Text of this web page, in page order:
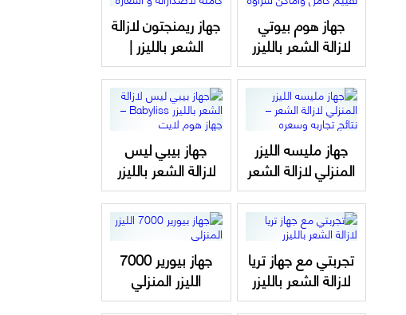
جهاز هوم بيوتي
لازالة الشعر بالليزر
المنزلي | تقييم
كامل واماكن شراؤه
جهاز ريمنجتون لازالة
الشعر بالليزر |
مراجعة كاملة
لاصداراته و اسعاره
جهاز مليسه الليزر
المنزلي لازالة الشعر
– نتائج تجاربه
وسعره
جهاز بيبي ليس
لازالة الشعر بالليزر
Babyliss – جهاز
هوم لايت
تجربتي مع جهاز تريا
لازالة الشعر بالليزر
جهاز بيورير 7000
الليزر المنزلي